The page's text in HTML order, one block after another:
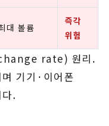
대 볼륨
즉각
위험
rate) 원리.
기기·이어폰
.